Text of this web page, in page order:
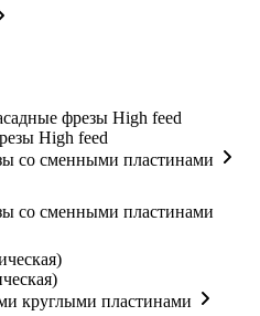
фрезы High feed
High feed
со сменными пластинами
со сменными пластинами
круглыми пластинами